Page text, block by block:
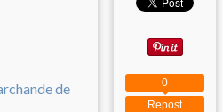
Repost
0